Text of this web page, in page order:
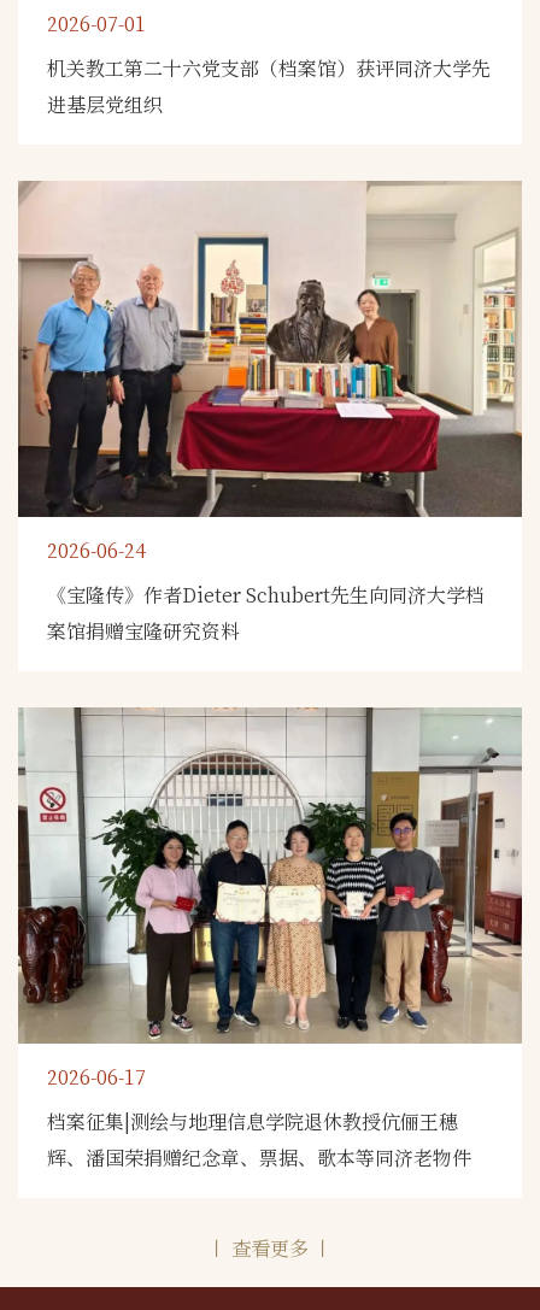
2026-07-01
机关教工第二十六党支部（档案馆）获评同济大学先
进基层党组织
2026-06-24
《宝隆传》作者Dieter Schubert先生向同济大学档
案馆捐赠宝隆研究资料
2026-06-17
档案征集|测绘与地理信息学院退休教授伉俪王穗
辉、潘国荣捐赠纪念章、票据、歌本等同济老物件
丨 查看更多 丨